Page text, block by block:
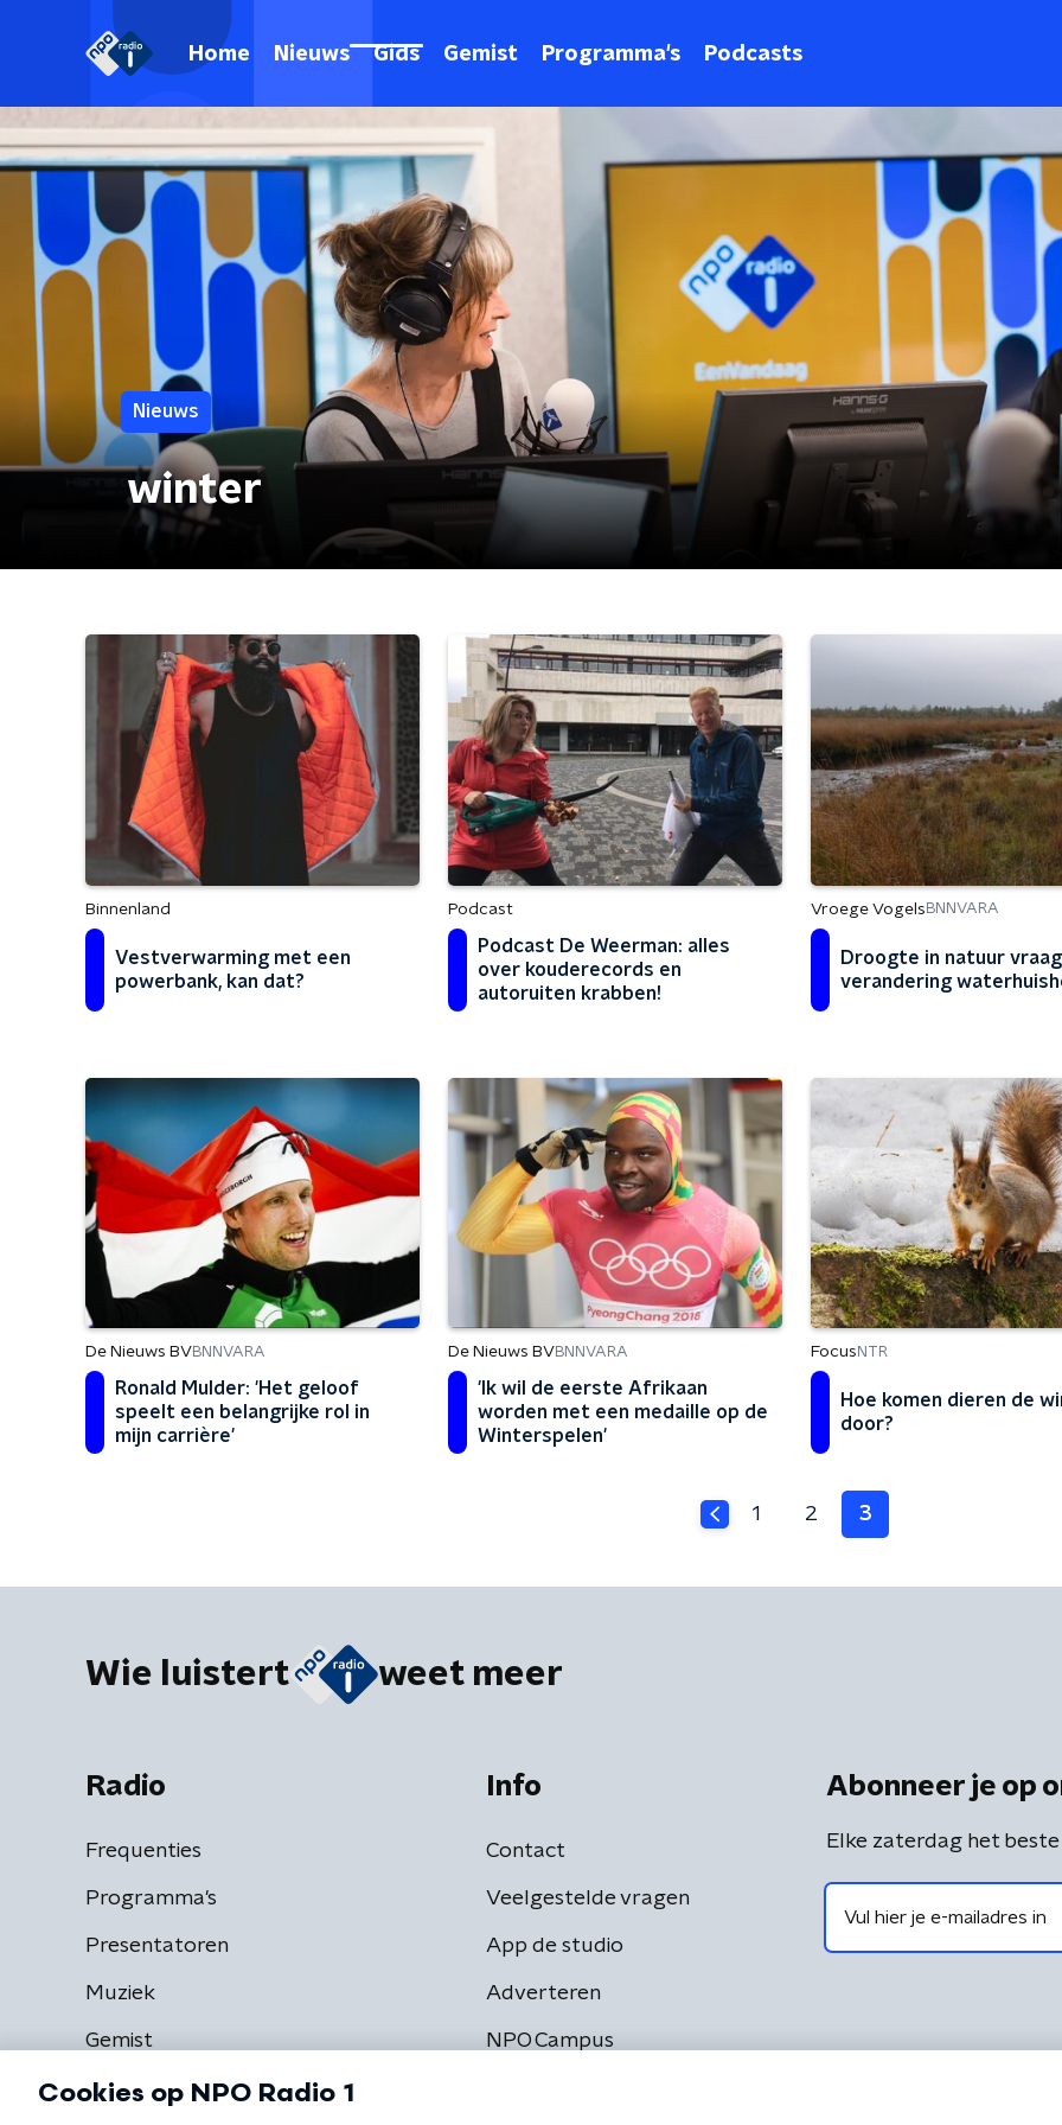
Home Nieuws Gids Gemist Programma's Podcasts
Nieuws
winter
Binnenland
Vestverwarming met een
powerbank, kan dat?
Podcast
Podcast De Weerman: alles
over kouderecords en
autoruiten krabben!
Vroege Vogels BNNVARA
Droogte in natuur
verandering
De Nieuws BVBNNVARA
Ronald Mulder: 'Het geloof
speelt een belangrijke rol in
mijn carrière'
De Nieuws BVBNNVARA
'Ik wil de eerste Afrikaan
worden met een medaille op de
Winterspelen'
Focus NTR
Hoe komen dieren de
door?
1 2 3
Wie luistert weet meer
Radio
Frequenties
Programma's
Presentatoren
Muziek
Gemist
Info
Contact
Veelgestelde vragen
App de studio
Adverteren
NPO Campus
Abonneer je op
Elke zaterdag het beste